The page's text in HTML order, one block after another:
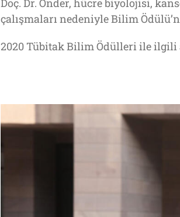
Doç. Dr. Önder, hücre biyolojisi,
çalışmaları nedeniyle Bilim
2020 Tübitak Bilim Ödülleri ile ilgili